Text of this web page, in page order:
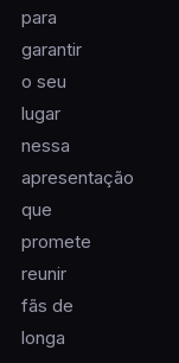
para
garantir
o seu
lugar
nessa
apresentação
que
promete
reunir
fãs de
longa